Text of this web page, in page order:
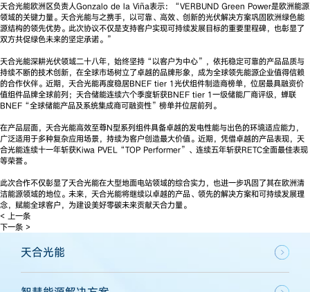
天合光能欧洲区负责人Gonzalo de la Viña表示：“VERBUND Green Power是欧洲能源
领域的关键力量。天合光能与之携手，以可靠、高效、创新的光伏解决方案巩固欧洲绿色能
源结构的领先优势。此次协议不仅是支持客户实现可持续发展目标的重要里程碑，也彰显了
双方共促绿色未来的坚定承诺。”
天合光能深耕光伏领域二十八年，始终坚持“以客户为中心”，依托稳定可靠的产品品质与
持续不断的技术创新，在全球市场树立了卓越的品牌形象，成为全球领先能源企业值得信赖
的合作伙伴。近期，天合光能再度稳居BNEF tier 1光伏组件制造商榜单，位居最具融资价
值组件品牌全球前列；天合储能连续六个季度斩获BNEF tier 1一级储能厂商评级，蝉联
BNEF“全球储能产品及系统集成商可融资性”榜单并位居前列。
在产品层面，天合光能高效至尊N型系列组件具备卓越的发电性能与出色的环境适应能力，
广泛适用于多种复杂应用场景，持续为客户创造最大价值。近期，凭借卓越的产品表现，天
合光能连续十一年斩获Kiwa PVEL“TOP Performer”、连续五年斩获RETC全面最佳表现
等荣誉。
此次合作不仅彰显了天合光能在大型地面电站领域的综合实力，也进一步巩固了其在欧洲清
洁能源领域的地位。未来，天合光能将继续以卓越的产品、领先的解决方案和可持续发展理
念，赋能全球客户，为建设美好零碳未来贡献天合力量。
< 上一条
下一条 >
天合光能